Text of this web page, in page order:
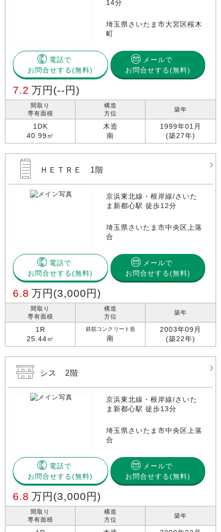
14分
埼玉県さいたま市大宮区桜木
町
電話で
お問合せする
メールで
お問合せする(無料)
7.2 万円 (--円)
間取り
専有面積
1DK
40.99㎡
構造
方位
木造
南
築年
1999年01月
(築27年)
ＨＥＴＲＥ 1階
京浜東北線・根岸線/さいた
ま新都心駅 徒歩12分
埼玉県さいたま市中央区上落
合
電話で
お問合せする
メールで
お問合せする(無料)
6.8 万円 (3,000円)
間取り
専有面積
1R
25.44㎡
構造
方位
鉄筋コンクリート造
南
築年
2003年09月
(築22年)
シス 2階
京浜東北線・根岸線/さいた
ま新都心駅 徒歩13分
埼玉県さいたま市中央区上落
合
電話で
お問合せする
メールで
お問合せする(無料)
6.8 万円 (3,000円)
間取り
専有面積
構造
方位
築年